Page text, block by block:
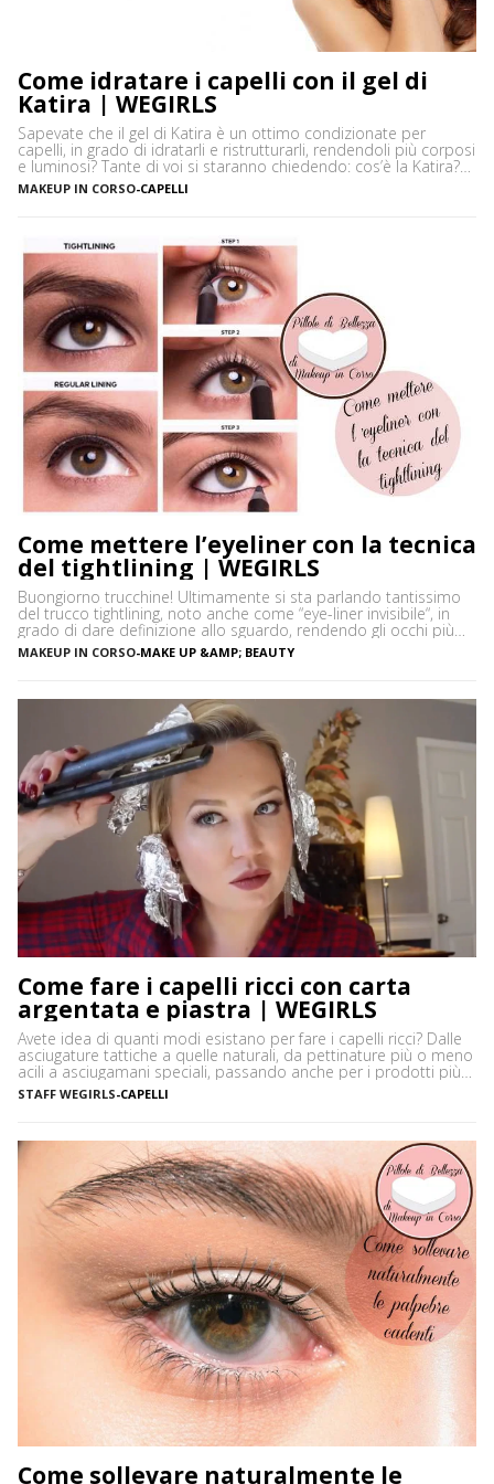
Come idratare i capelli con il gel di
Katira | WEGIRLS
Sapevate che il gel di Katira è un ottimo condizionate per
capelli, in grado di idratarli e ristrutturarli, rendendoli più corposi
e luminosi? Tante di voi si staranno chiedendo: cos’è la Katira?
La Katira o Gomma Adragante è una resina gelificante naturale
ottenuta dalla linfa essiccata di Astragalus gummifer, un piccolo
MAKEUP IN CORSO-CAPELLI
Come mettere l’eyeliner con la tecnica
del tightlining | WEGIRLS
Buongiorno trucchine! Ultimamente si sta parlando tantissimo
del trucco tightlining, noto anche come “eye-liner invisibile“, in
grado di dare definizione allo sguardo, rendendo gli occhi più
espressivi e le ciglia più folte. Ma di cosa si tratta precisamente?
Vediamo insieme cos’è tightlining e come farlo senza rischiare di
MAKEUP IN CORSO-MAKE UP &AMP; BEAUTY
Come fare i capelli ricci con carta
argentata e piastra | WEGIRLS
Avete idea di quanti modi esistano per fare i capelli ricci? Dalle
asciugature tattiche a quelle naturali, da pettinature più o meno
acili a asciugamani speciali, passando anche per i prodotti più
disparati. Avere i capelli ricci è uno must, ancor di più in estate,
quando ci vediamo più belle selvagge. Ci sono tanti modi […]
STAFF WEGIRLS-CAPELLI
Come sollevare naturalmente le